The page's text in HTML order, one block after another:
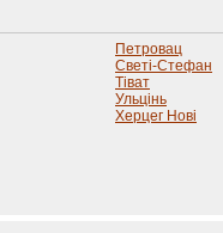
Петровац
Светі-Стефан
Тіват
Ульцінь
Херцег Нові